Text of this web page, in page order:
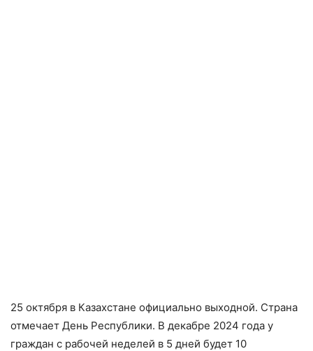
25 октября в Казахстане официально выходной. Страна
отмечает День Республики. В декабре 2024 года у
граждан с рабочей неделей в 5 дней будет 10